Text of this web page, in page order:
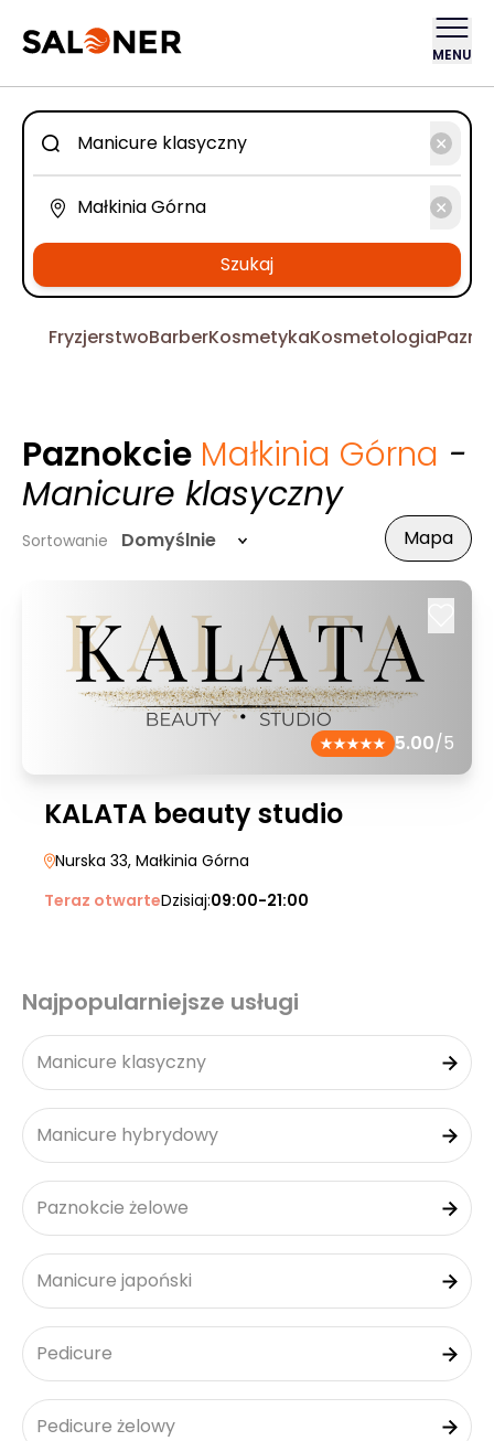
MENU
Szukaj
FryzjerstwoBarberKosmetykaKosmetologia
Paznokcie Małkinia Górna -
Manicure klasyczny
Sortowanie Domyślnie Mapa
5.00/5
KALATA beauty studio
Nurska 33, Małkinia Górna
Teraz otwarteDzisiaj:09:00-21:00
Najpopularniejsze usługi
Manicure klasyczny
Manicure hybrydowy
Paznokcie żelowe
Manicure japoński
Pedicure
Pedicure żelowy